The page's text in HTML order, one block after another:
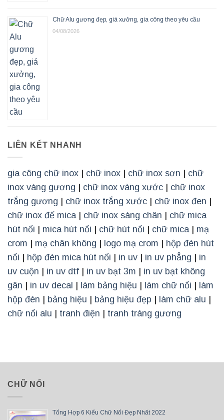
Chữ Alu gương đẹp, giá xưởng, gia công theo yêu cầu
04/08/2026
LIÊN KẾT NHANH
gia công chữ inox | chữ inox | chữ inox sơn | chữ
inox vàng gương | chữ inox vàng xước | chữ inox
trắng gương | chữ inox trắng xước | chữ inox đen |
chữ inox đế mica | chữ inox sáng chân | chữ mica
hút nổi | mica hút nổi | chữ hút nổi | chữ mica | mạ
crom | mạ chân không | logo mạ crom | hộp đèn hút
nổi | hộp đèn mica hút nổi | in uv | in uv phẳng | in
uv cuộn | in uv dtf | in uv bạt 3m | in uv bạt không
gân | in uv decal | làm bảng hiệu | làm chữ nổi | làm
hộp đèn | bảng hiệu | bảng hiệu đẹp | làm chữ alu |
chữ nổi alu | tranh điện | tranh tráng gương
CHỮ NỔI
Tổng Hợp 6 Kiểu Chữ Nổi Đẹp Nhất 2022